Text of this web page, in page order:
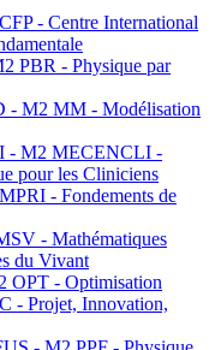
- Centre International
PBR - Physique par
M2 MM - Modélisation
- M2 MECENCLI -
pour les Cliniciens
- Fondements de
- Mathématiques
du Vivant
OPT - Optimisation
- Projet, Innovation,